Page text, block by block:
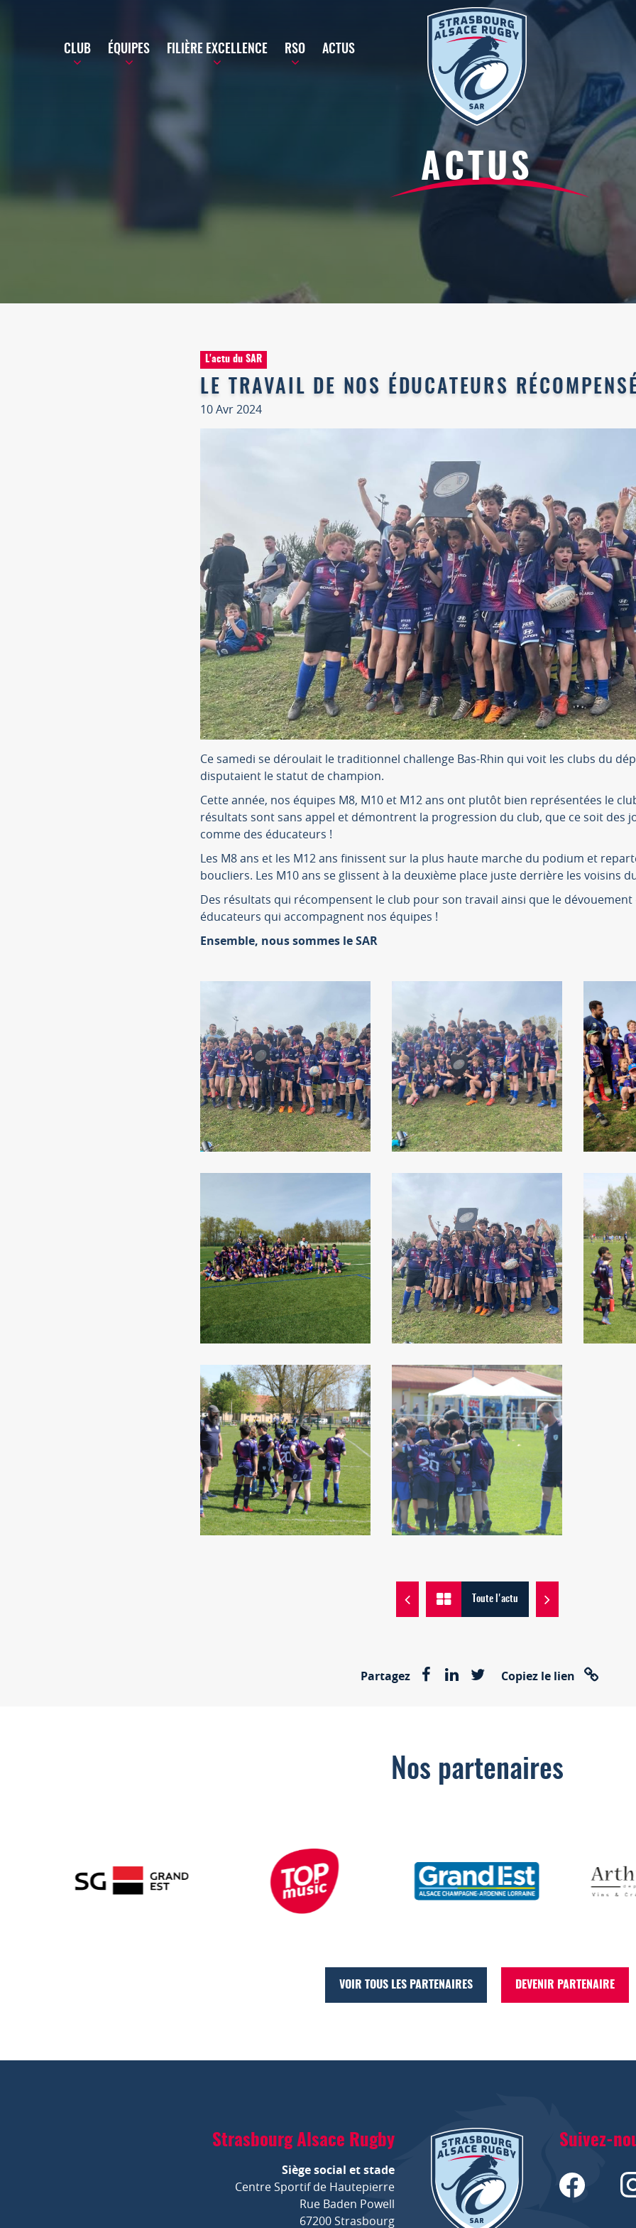
CLUB ÉQUIPES FILIÈRE EXCELLENCE RSO ACTUS
ACTUS
L'actu du SAR
LE TRAVAIL DE NOS ÉDUCATEURS
10 Avr 2024
Ce samedi se déroulait le traditionnel challenge Bas-Rhin qui voit les clubs du
disputaient le statut de champion.
Cette année, nos équipes M8, M10 et M12 ans ont plutôt bien représentées le
résultats sont sans appel et démontrent la progression du club, que ce soit des
comme des éducateurs !
Les M8 ans et les M12 ans finissent sur la plus haute marche du podium et
boucliers. Les M10 ans se glissent à la deuxième place juste derrière les voisins
Des résultats qui récompensent le club pour son travail ainsi que le
éducateurs qui accompagnent nos équipes !
Ensemble, nous sommes le SAR
Toute l'actu
Partagez Copiez le lien
Nos partenaires
VOIR TOUS LES PARTENAIRES DEVENIR PARTENAIRE
Strasbourg Alsace Rugby
Siège social et stade
Centre Sportif de Hautepierre
Rue Baden Powell
67200 Strasbourg
Suivez-